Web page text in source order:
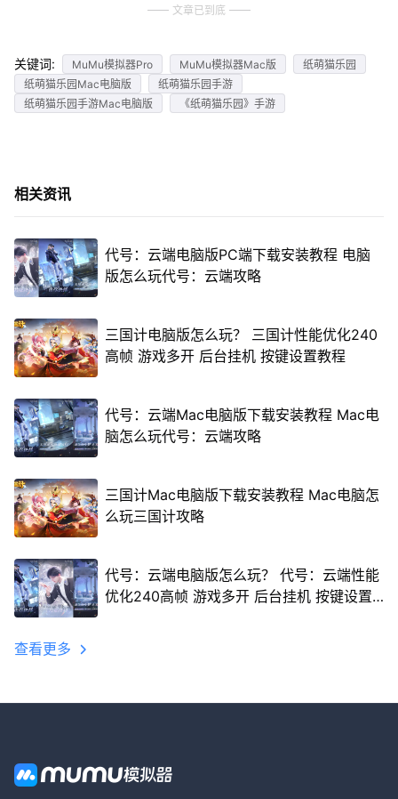
文章已到底
关键词: MuMu模拟器Pro MuMu模拟器Mac版
纸萌猫乐园
纸萌猫乐园Mac电脑版
纸萌猫乐园手游
纸萌猫乐园手游Mac电脑版
《纸萌猫乐园》手游
相关资讯
代号：云端电脑版PC端下载安装教程 电脑
版怎么玩代号：云端攻略
三国计电脑版怎么玩？ 三国计性能优化240
高帧 游戏多开 后台挂机 按键设置教程
代号：云端Mac电脑版下载安装教程 Mac电
脑怎么玩代号：云端攻略
三国计Mac电脑版下载安装教程 Mac电脑怎
么玩三国计攻略
代号：云端电脑版怎么玩？ 代号：云端性能
优化240高帧 游戏多开 后台挂机 按键设置
查看更多